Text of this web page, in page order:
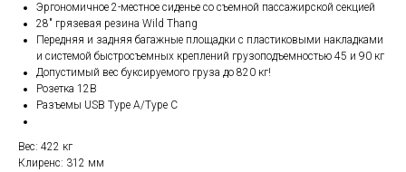
Эргономичное 2-местное сиденье со съемной пассажирской секцией
28″ грязевая резина Wild Thang
Передняя и задняя багажные площадки с пластиковыми накладками
и системой быстросъемных креплений грузоподъемностью 45 и 90 кг
Допустимый вес буксируемого груза до 820 кг!
Розетка 12В
Разъемы USB Type A/Type C
Вес: 422 кг
Клиренс: 312 мм